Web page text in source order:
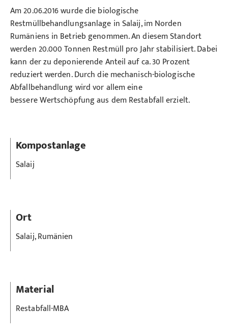
Am 20.06.2016 wurde die biologische
Restmüllbehandlungsanlage in Salaij, im Norden
Rumäniens in Betrieb genommen. An diesem Standort
werden 20.000 Tonnen Restmüll pro Jahr stabilisiert. Dabei
kann der zu deponierende Anteil auf ca. 30 Prozent
reduziert werden. Durch die mechanisch-biologische
Abfallbehandlung wird vor allem eine
bessere Wertschöpfung aus dem Restabfall erzielt.
Kompostanlage
Salaij
Ort
Salaij, Rumänien
Material
Restabfall-MBA